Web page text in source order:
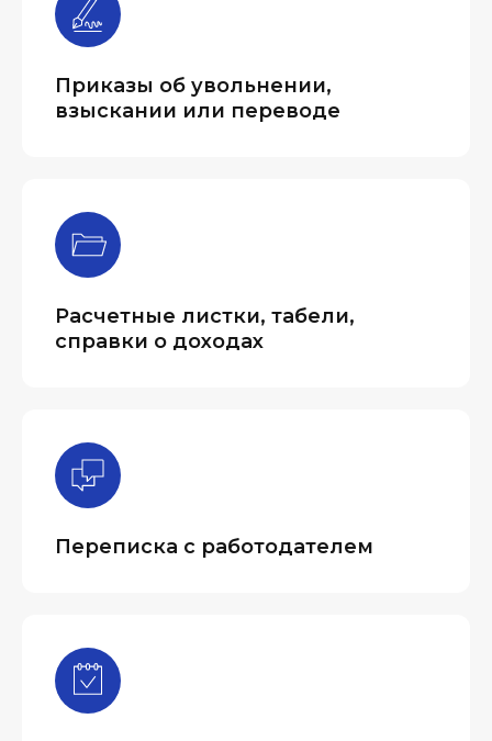
Приказы об увольнении,
взыскании или переводе
Расчетные листки, табели,
справки о доходах
Переписка с работодателем